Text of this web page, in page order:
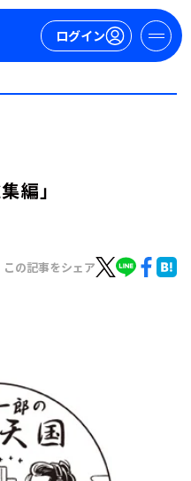
ログイン
編」
この記事をシェア